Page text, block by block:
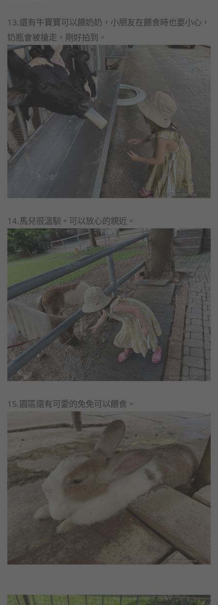
13.還有牛寶寶可以餵奶奶，小朋友在餵食時也要小心，
奶瓶會被搶走，剛好拍到。
14.馬兒很溫馴。可以放心的親近。
15.園區還有可愛的免免可以餵食。